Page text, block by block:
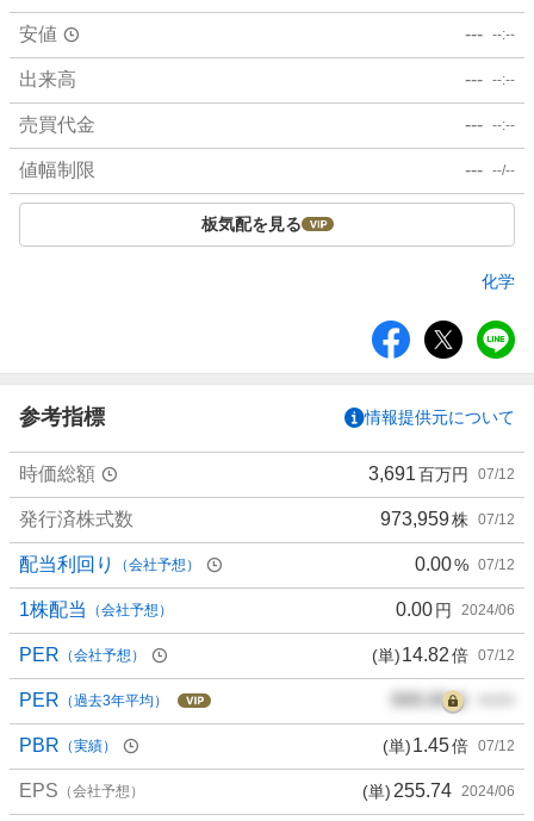
安値 --- --:--
出来高 --- --:--
売買代金 --- --:--
値幅制限 --- --/--
板気配を見る
化学
ア
参考指標 情報提供元について
時価総額 3,691百万円 07/12
発行済株式数 973,959株 07/12
配当利回り （会社予想） 0.00% 07/12
1株配当 （会社予想） 0.00円 2024/06
PER （会社予想） (単)14.82倍 07/12
PER （過去3年平均） 000.00倍
PBR （実績） (単)1.45倍 07/12
EPS （会社予想） (単) 255.74 2024/06